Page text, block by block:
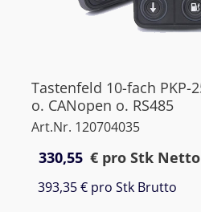
Tastenfeld 10-fach PKP-
o. CANopen o. RS485
Art.Nr. 120704035
330,55 € pro Stk Netto
393,35 € pro Stk Brutto